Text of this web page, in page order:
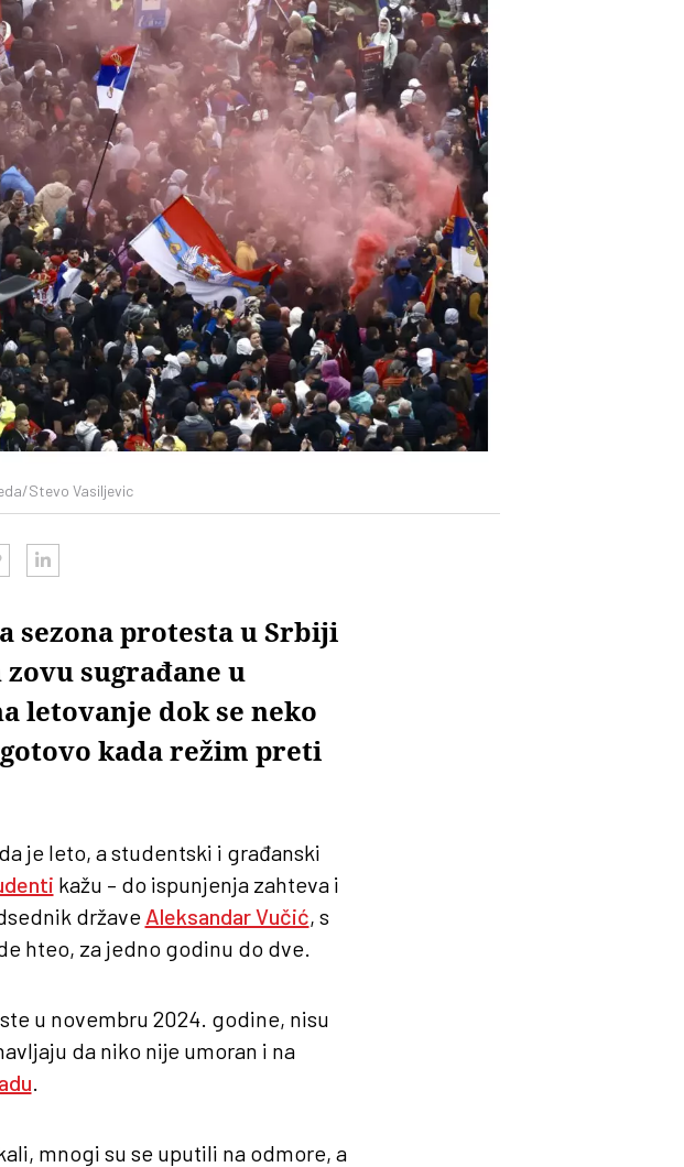
Stevo Vasiljevic
sezona protesta u Srbiji
sugrađane u
letovanje dok se neko
kada režim preti
je leto, a studentski i građanski
kažu – do ispunjenja zahteva i
države Aleksandar Vučić, s
hteo, za jedno godinu do dve.
u novembru 2024. godine, nisu
da niko nije umoran i na
.
mnogi su se uputili na odmore, a